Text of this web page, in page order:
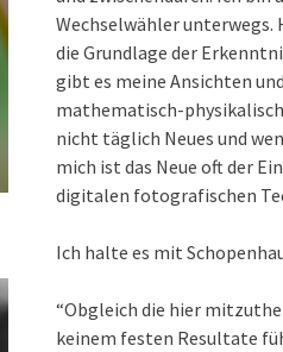
Wechselwähler unterwegs.
die Grundlage der
gibt es meine Ansichten
mathematisch-
nicht täglich Neues und
mich ist das Neue oft der
digitalen fotografischen
Ich halte es mit
“Obgleich die hier
keinem festen Resultate